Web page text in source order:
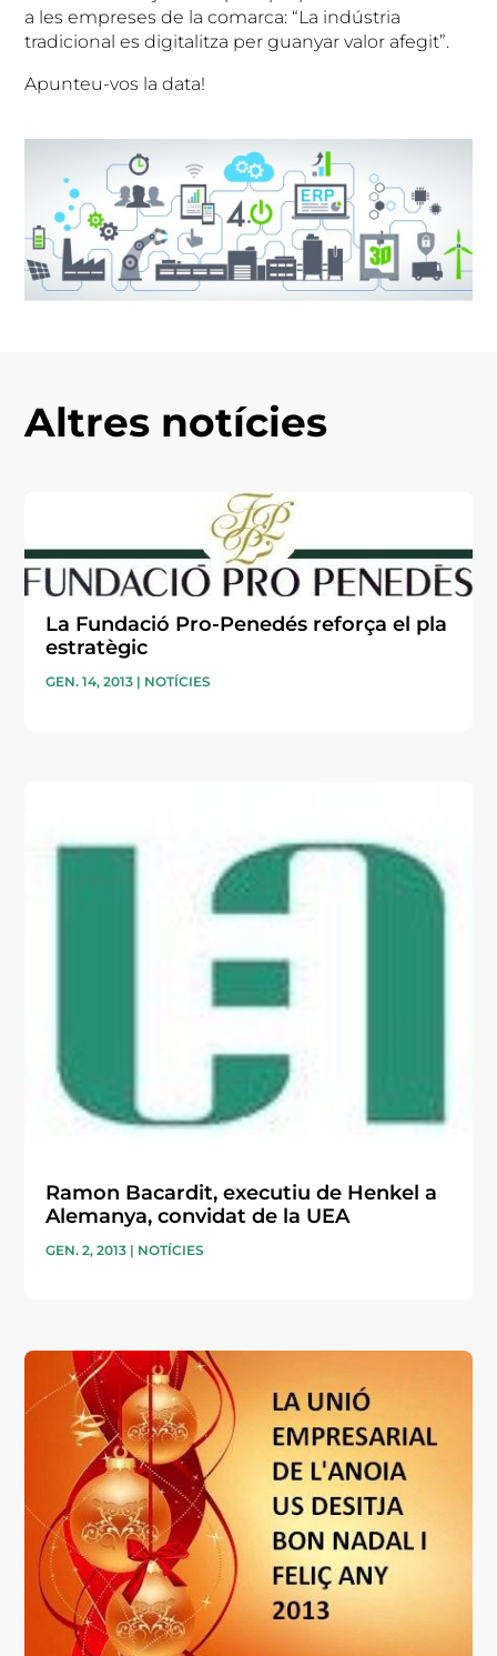
a les empreses de la comarca: “La indústria
tradicional es digitalitza per guanyar valor afegit”.
Apunteu-vos la data!
Altres notícies
La Fundació Pro-Penedés reforça el pla
estratègic
GEN. 14, 2013 | NOTÍCIES
Ramon Bacardit, executiu de Henkel a
Alemanya, convidat de la UEA
GEN. 2, 2013 | NOTÍCIES